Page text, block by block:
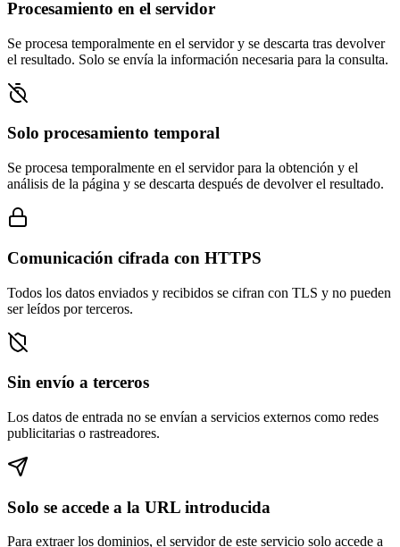
Procesamiento en el servidor
Se procesa temporalmente en el servidor y se descarta tras devolver
el resultado. Solo se envía la información necesaria para la consulta.
Solo procesamiento temporal
Se procesa temporalmente en el servidor para la obtención y el
análisis de la página y se descarta después de devolver el resultado.
Comunicación cifrada con HTTPS
Todos los datos enviados y recibidos se cifran con TLS y no pueden
ser leídos por terceros.
Sin envío a terceros
Los datos de entrada no se envían a servicios externos como redes
publicitarias o rastreadores.
Solo se accede a la URL introducida
Para extraer los dominios, el servidor de este servicio solo accede a